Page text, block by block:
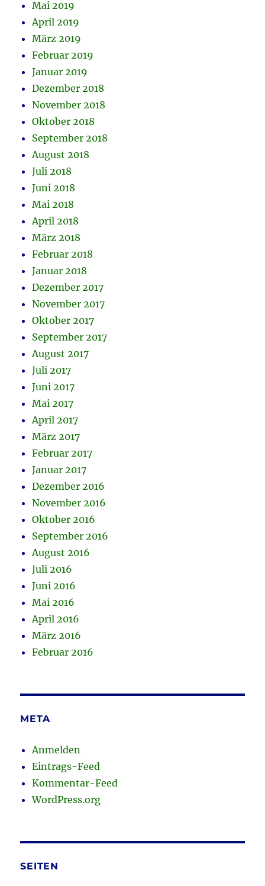
Mai 2019
April 2019
März 2019
Februar 2019
Januar 2019
Dezember 2018
November 2018
Oktober 2018
September 2018
August 2018
Juli 2018
Juni 2018
Mai 2018
April 2018
März 2018
Februar 2018
Januar 2018
Dezember 2017
November 2017
Oktober 2017
September 2017
August 2017
Juli 2017
Juni 2017
Mai 2017
April 2017
März 2017
Februar 2017
Januar 2017
Dezember 2016
November 2016
Oktober 2016
September 2016
August 2016
Juli 2016
Juni 2016
Mai 2016
April 2016
März 2016
Februar 2016
META
Anmelden
Eintrags-Feed
Kommentar-Feed
WordPress.org
SEITEN